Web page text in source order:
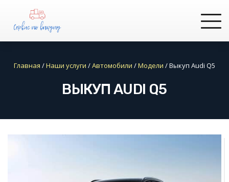
Главная /Наши услуги /Автомобили /Модели /Выкуп Audi Q5
ВЫКУП AUDI Q5